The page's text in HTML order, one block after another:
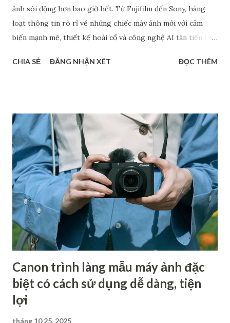
ảnh sôi động hơn bao giờ hết. Từ Fujifilm đến Sony, hàng
loạt thông tin rò rỉ về những chiếc máy ảnh mới với cảm
biến mạnh mẽ, thiết kế hoài cổ và công nghệ AI tân tiến liên
dự đoán về Fujifilm Half-frame, Sony A7 V hay dòng RX1 hồi
và lên kế hoạch nâng cấp thiết bị hợp lý. Máy ảnh ra mắt
2025: Canon EOS R7 Mark II Sau một chuỗi ra mắt hàng loạt
các sản phẩm đình đám như từ EOS R1 và EOS R5 Mark II
năm ngoái đến PowerShot V1 và EOS R50 V ra mắt năm nay,
nhiều diễn đàn đồn đoán rằng máy ảnh tiếp theo Canon sẽ
cho ra mắt khả năng cao là Canon EOS R7 Mark II. Đa số các
thông tin cung cấp đều cho rằng R7 Mark II sẽ là một chiếc
máy ảnh có hiệu suất mạnh mẽ, sở hữu cảm biến độ phân...
CHIA SẺ ĐĂNG NHẬN XÉT ĐỌC THÊM
Canon trình làng mẫu máy ảnh đặc
biệt có cách sử dụng dễ dàng, tiện
lợi
tháng 10 25, 2025